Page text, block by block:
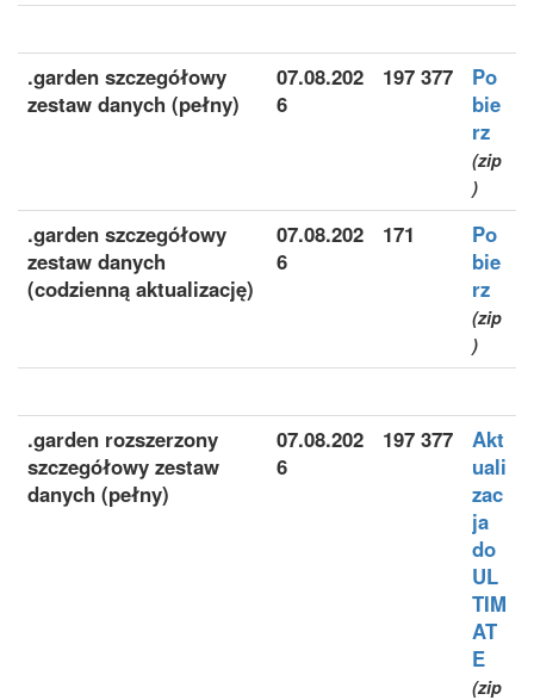
.garden szczegółowy
zestaw danych (pełny)
07.08.202
6
197 377
Po
bie
rz
(zip
)
.garden szczegółowy
zestaw danych
(codzienną aktualizację)
07.08.202
6
171
Po
bie
rz
(zip
)
.garden rozszerzony
szczegółowy zestaw
danych (pełny)
07.08.202
6
197 377
Akt
uali
zac
ja
do
UL
TIM
AT
E
(zip